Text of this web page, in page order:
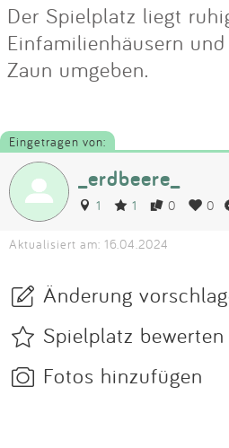
Der Spielplatz liegt
Einfamilienhäusern
Zaun umgeben.
Eingetragen von:
_erdbeere_
1 1 0 0
Aktualisiert am: 16.04.2024
Änderung
Spielplatz bewerten
Fotos hinzufügen